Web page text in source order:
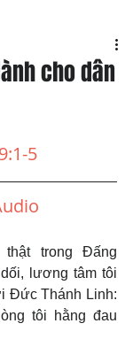
cho dân
5
trong Đấng
lương tâm tôi
Đức Thánh Linh:
tôi hằng đau